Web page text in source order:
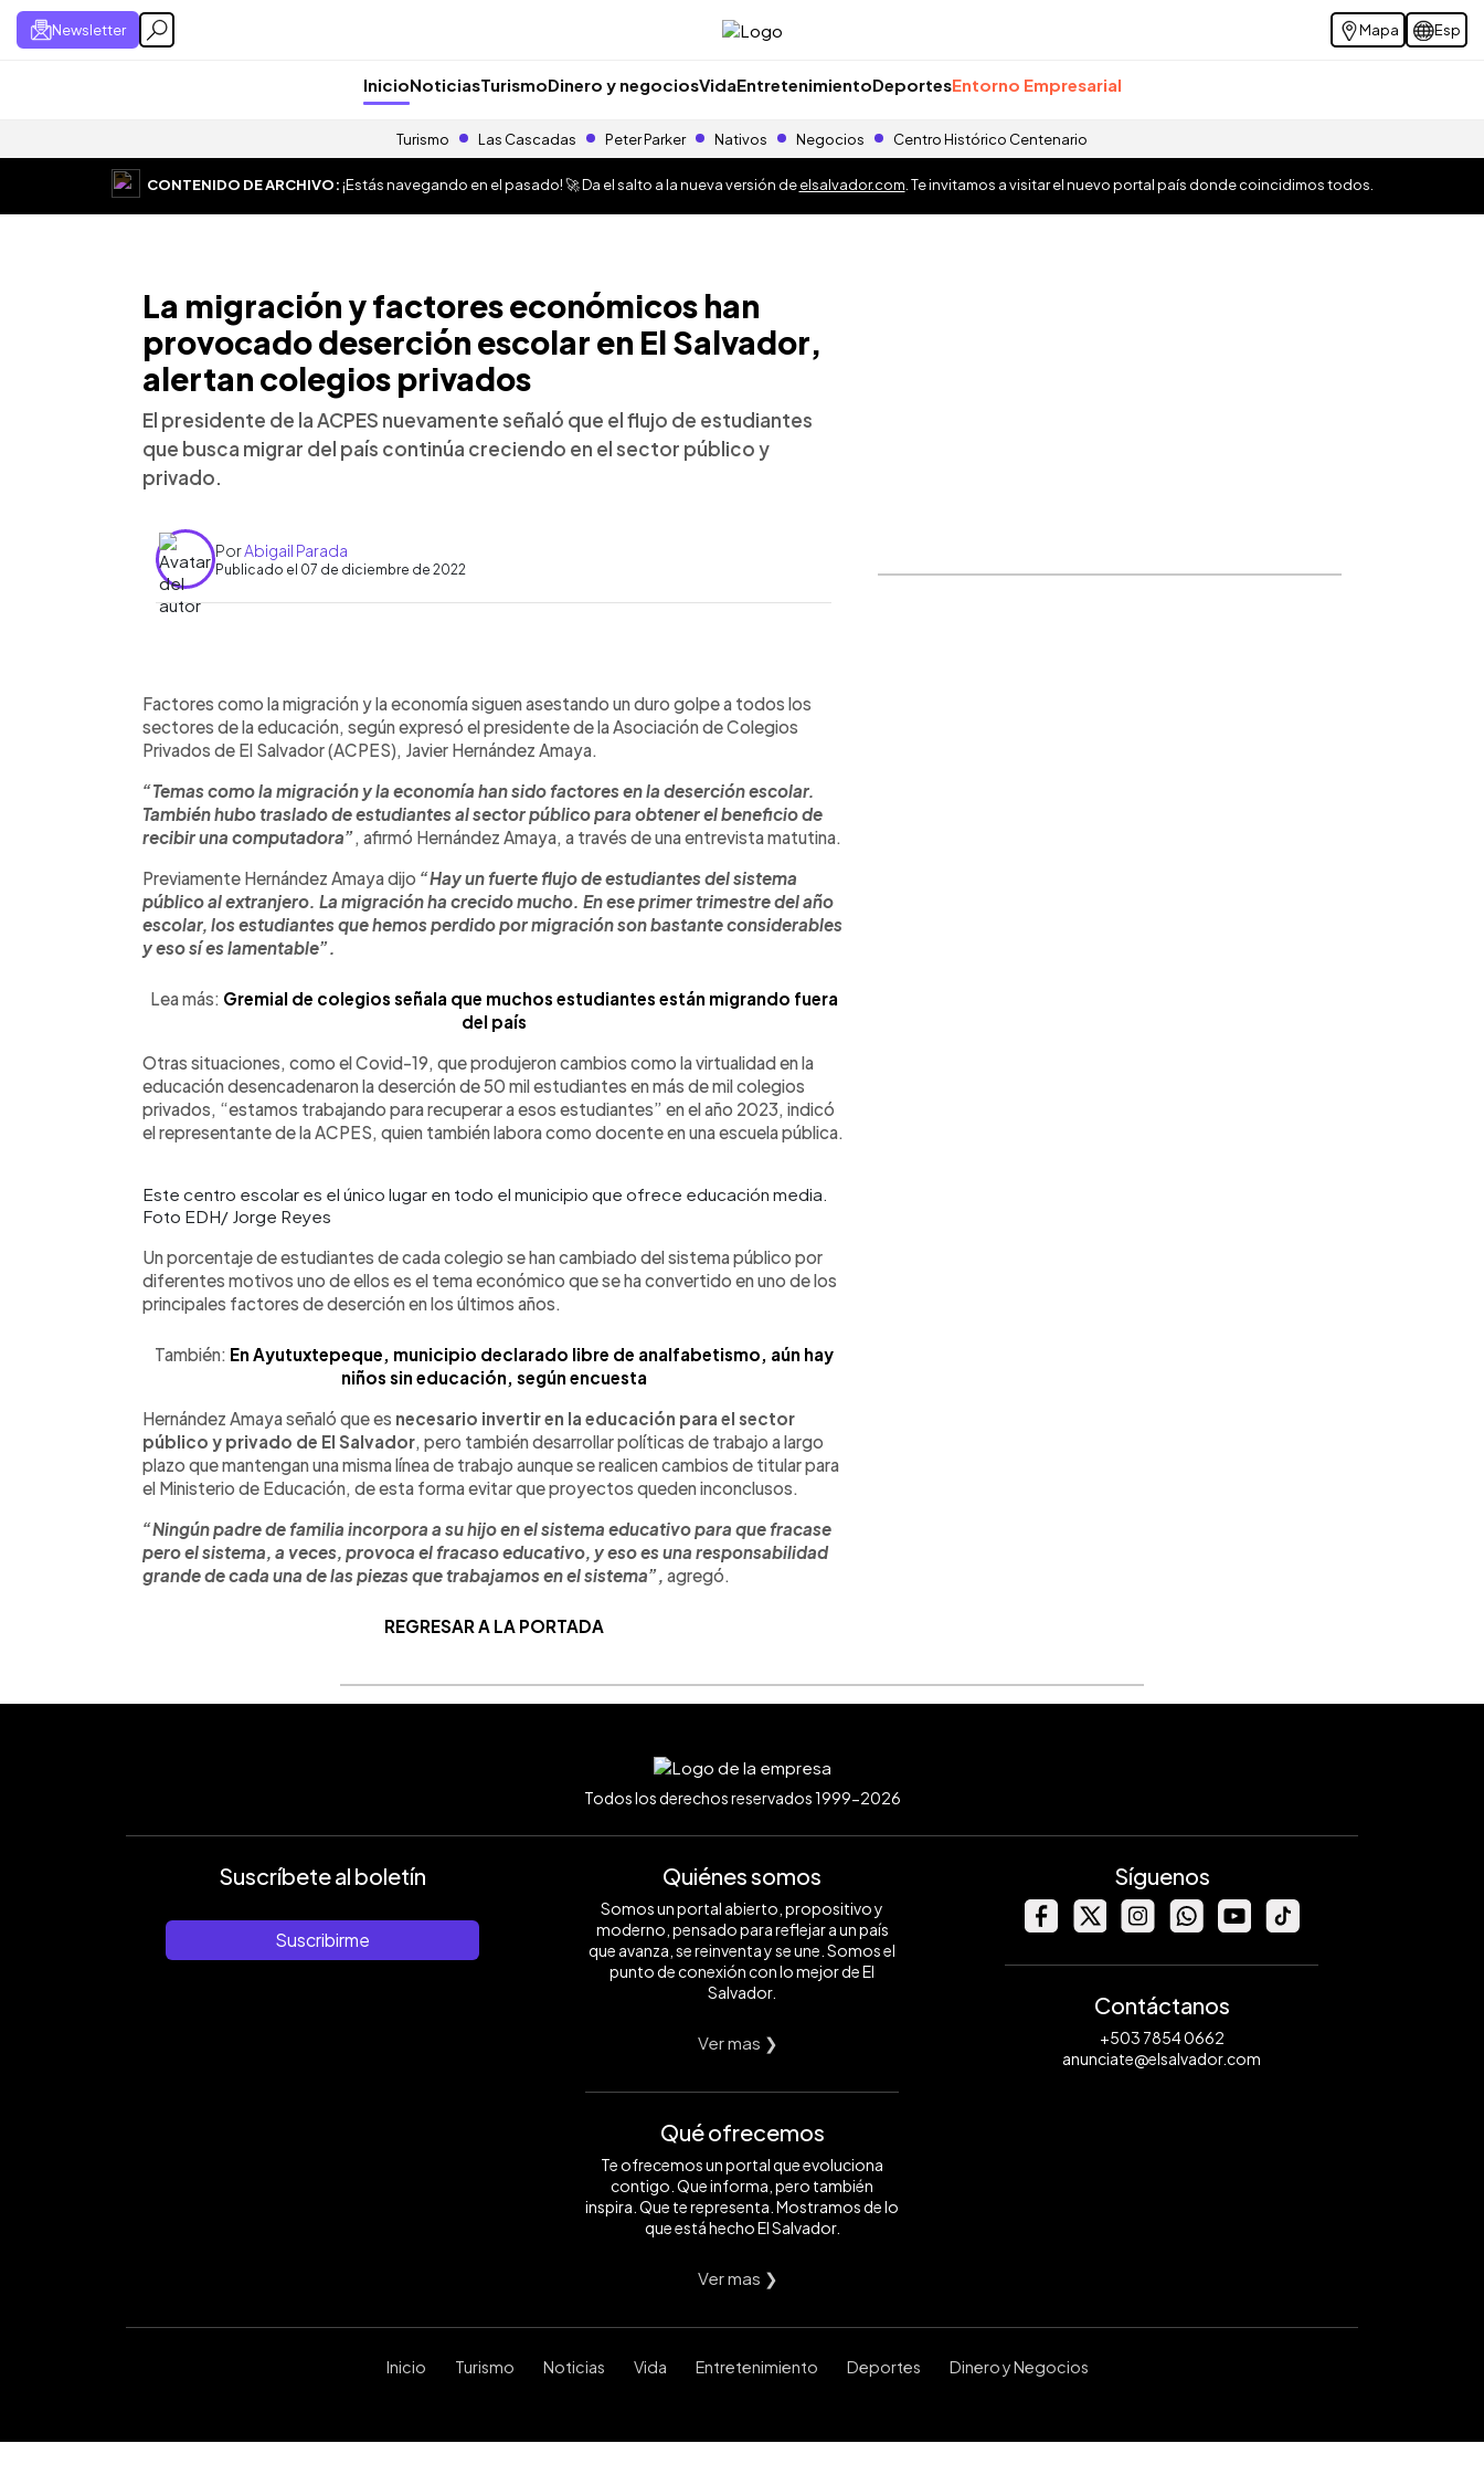
Newsletter Mapa Esp
InicioNoticiasTurismoDinero y negociosVidaEntretenimientoDeportesEntorno Empresarial
Turismo Las Cascadas Peter Parker Nativos Negocios Centro Histórico Centenario
CONTENIDO DE ARCHIVO:¡Estás navegando en el pasado! 🚀 Da el salto a la nueva versión deelsalvador.com . Te invitamos a visitar el nuevo portal país donde coincidimos todos.
La migración y factores económicos han
provocado deserción escolar en El Salvador,
alertan colegios privados
El presidente de la ACPES nuevamente señaló que el flujo de estudiantes
que busca migrar del país continúa creciendo en el sector público y
privado.
PorAbigail Parada
Publicado el 07 de diciembre de 2022
Escuchar artículo
Factores como la migración y la economía siguen asestando un duro golpe a todos los
sectores de la educación, según expresó el presidente de la Asociación de Colegios
Privados de El Salvador (ACPES), Javier Hernández Amaya.
“Temas como la migración y la economía han sido factores en la deserción escolar.
También hubo traslado de estudiantes al sector público para obtener el beneficio de
recibir una computadora”, afirmó Hernández Amaya, a través de una entrevista matutina.
Previamente Hernández Amaya dijo “Hay un fuerte flujo de estudiantes del sistema
público al extranjero. La migración ha crecido mucho. En ese primer trimestre del año
escolar, los estudiantes que hemos perdido por migración son bastante considerables
y eso sí es lamentable”.
Lea más: Gremial de colegios señala que muchos estudiantes están migrando fuera
del país
Otras situaciones, como el Covid-19, que produjeron cambios como la virtualidad en la
educación desencadenaron la deserción de 50 mil estudiantes en más de mil colegios
privados, “estamos trabajando para recuperar a esos estudiantes” en el año 2023, indicó
el representante de la ACPES, quien también labora como docente en una escuela pública.
Este centro escolar es el único lugar en todo el municipio que ofrece educación media.
Foto EDH/ Jorge Reyes
Un porcentaje de estudiantes de cada colegio se han cambiado del sistema público por
diferentes motivos uno de ellos es el tema económico que se ha convertido en uno de los
principales factores de deserción en los últimos años.
También: En Ayutuxtepeque, municipio declarado libre de analfabetismo, aún hay
niños sin educación, según encuesta
Hernández Amaya señaló que es necesario invertir en la educación para el sector
público y privado de El Salvador, pero también desarrollar políticas de trabajo a largo
plazo que mantengan una misma línea de trabajo aunque se realicen cambios de titular para
el Ministerio de Educación, de esta forma evitar que proyectos queden inconclusos.
“Ningún padre de familia incorpora a su hijo en el sistema educativo para que fracase
pero el sistema, a veces, provoca el fracaso educativo, y eso es una responsabilidad
grande de cada una de las piezas que trabajamos en el sistema”, agregó.
REGRESAR A LA PORTADA
Todos los derechos reservados 1999-2026
Suscríbete al boletín
Suscribirme
Quiénes somos
Somos un portal abierto, propositivo y
moderno, pensado para reflejar a un país
que avanza, se reinventa y se une. Somos el
punto de conexión con lo mejor de El
Salvador.
Ver mas ❯
Qué ofrecemos
Te ofrecemos un portal que evoluciona
contigo. Que informa, pero también
inspira. Que te representa. Mostramos de lo
que está hecho El Salvador.
Ver mas ❯
Síguenos
Contáctanos
+503 7854 0662
anunciate@elsalvador.com
Inicio Turismo Noticias Vida Entretenimiento Deportes Dinero y Negocios